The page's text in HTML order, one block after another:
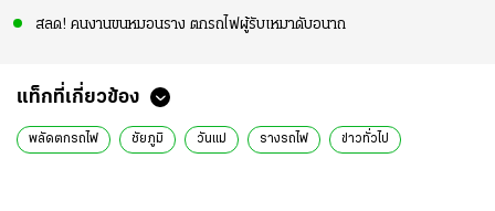
สลด! คนงานขนหมอนราง ตกรถไฟผู้รับเหมาดับอนาถ
แท็กที่เกี่ยวข้อง
พลัดตกรถไฟ ชัยภูมิ วันแม่ รางรถไฟ ข่าวทั่วไป